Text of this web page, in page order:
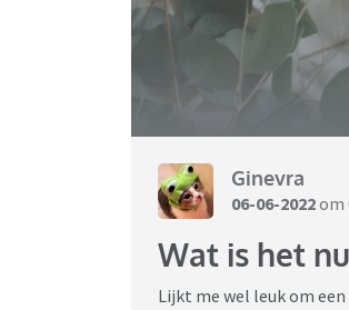
Ginevra
06-06-2022om
Wat is het
Lijkt me wel leuk om